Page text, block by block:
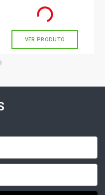
em até 2x de
VER PRODUTO